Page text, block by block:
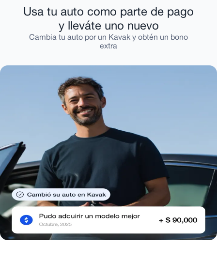
Usa tu auto como parte de pago
y lleváte uno nuevo
Cambia tu auto por un Kavak y obtén un bono
extra